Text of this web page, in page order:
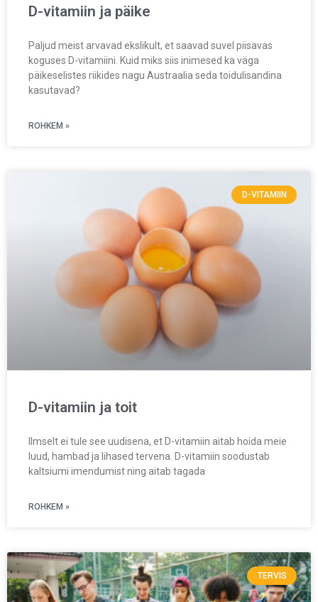
D-vitamiin ja päike
Paljud meist arvavad ekslikult, et saavad suvel piisavas
koguses D-vitamiini. Kuid miks siis inimesed ka väga
päikeselistes riikides nagu Austraalia seda toidulisandina
kasutavad?
ROHKEM »
D-VITAMIIN
D-vitamiin ja toit
Ilmselt ei tule see uudisena, et D-vitamiin aitab hoida meie
luud, hambad ja lihased tervena. D-vitamiin soodustab
kaltsiumi imendumist ning aitab tagada
ROHKEM »
TERVIS